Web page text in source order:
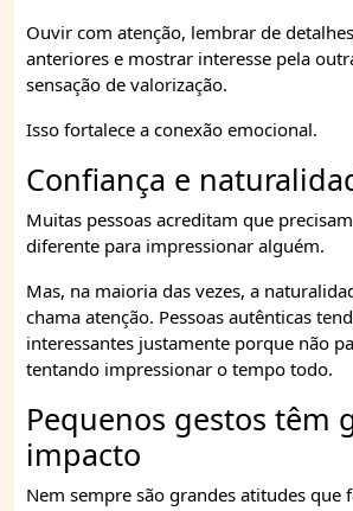
Ouvir com atenção, lembrar de
anteriores e mostrar interesse pela
sensação de valorização.
Isso fortalece a conexão emocional.
Confiança e
Muitas pessoas acreditam que
diferente para impressionar alguém.
Mas, na maioria das vezes, a
chama atenção. Pessoas autênticas
interessantes justamente porque não
tentando impressionar o tempo todo.
Pequenos gestos têm
impacto
Nem sempre são grandes atitudes que